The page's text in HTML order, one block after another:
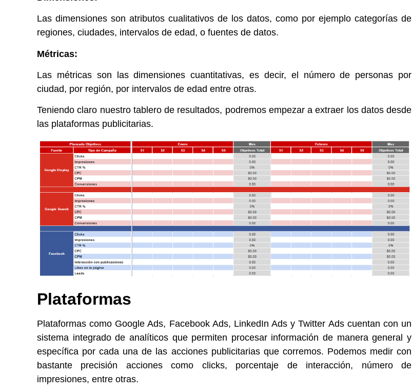
Las dimensiones son atributos cualitativos de los datos, como por ejemplo categorías de
regiones, ciudades, intervalos de edad, o fuentes de datos.
Métricas:
Las métricas son las dimensiones cuantitativas, es decir, el número de personas por
ciudad, por región, por intervalos de edad entre otras.
Teniendo claro nuestro tablero de resultados, podremos empezar a extraer los datos desde
las plataformas publicitarias.
Plataformas
Plataformas como Google Ads, Facebook Ads, LinkedIn Ads y Twitter Ads cuentan con un
sistema integrado de analíticos que permiten procesar información de manera general y
específica por cada una de las acciones publicitarias que corremos. Podemos medir con
bastante precisión acciones como clicks, porcentaje de interacción, número de
impresiones, entre otras.